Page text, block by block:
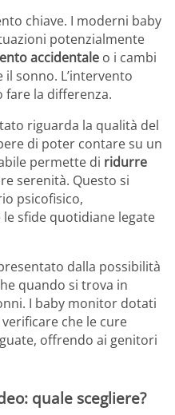
chiave. I moderni baby
potenzialmente
accidentale o i cambi
sonno. L’intervento
fare la differenza.
riguarda la qualità del
di poter contare su un
permette di ridurre
serenità. Questo si
psicofisico,
sfide quotidiane legate
dalla possibilità
quando si trova in
I baby monitor dotati
che le cure
offrendo ai genitori
quale scegliere?